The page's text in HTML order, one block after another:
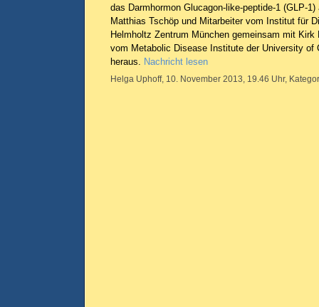
das Darmhormon Glucagon-like-peptide-1 (GLP-
Matthias Tschöp und Mitarbeiter vom Institut für
Helmholtz Zentrum München gemeinsam mit Kirk
vom Metabolic Disease Institute der University of
heraus. Nachricht lesen
Helga Uphoff, 10. November 2013, 19.46 Uhr,